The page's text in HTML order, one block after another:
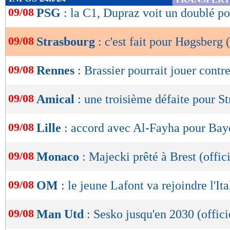
de
OK
09/08 PSG : la C1, Dupraz voit un doublé
09/08 Strasbourg : c'est fait pour
09/08 Rennes : Brassier pourrait jouer
09/08 Amical : une troisième défaite pour
09/08 Lille : accord avec Al-Fayha pour
09/08 Monaco : Majecki prêté à Brest
09/08 OM : le jeune Lafont va rejoindre
09/08 Man Utd : Sesko jusqu'en 2030